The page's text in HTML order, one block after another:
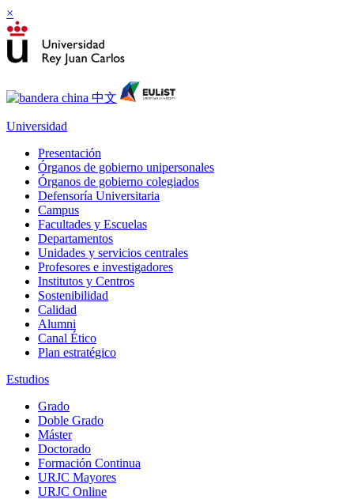
×
Universidad
Presentación
Órganos de gobierno unipersonales
Órganos de gobierno colegiados
Defensoría Universitaria
Campus
Facultades y Escuelas
Departamentos
Unidades y servicios centrales
Profesores e investigadores
Institutos y Centros
Sostenibilidad
Calidad
Alumni
Canal Ético
Plan estratégico
Estudios
Grado
Doble Grado
Máster
Doctorado
Formación Continua
URJC Mayores
URJC Online